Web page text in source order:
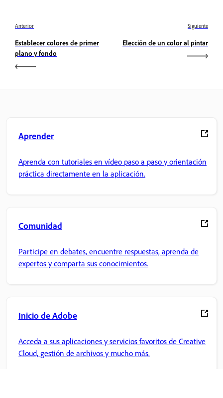
Anterior
Establecer colores de primer
plano y fondo
Siguiente
Elección de un color al pintar
Aprender
Aprenda con tutoriales en vídeo paso a paso y orientación
práctica directamente en la aplicación.
Comunidad
Participe en debates, encuentre respuestas, aprenda de
expertos y comparta sus conocimientos.
Inicio de Adobe
Acceda a sus aplicaciones y servicios favoritos de Creative
Cloud, gestión de archivos y mucho más.